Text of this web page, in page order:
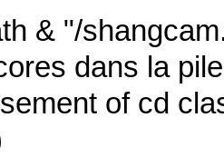
& "/
dans la
of cd